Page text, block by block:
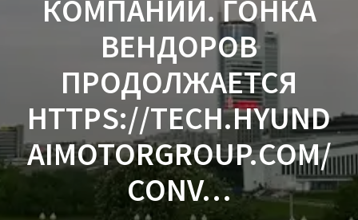
КОМПАНИИ. ГОНКА
ВЕНДОРОВ
ПРОДОЛЖАЕТСЯ
HTTPS://TECH.HYUND
AIMOTORGROUP.COM/
CONV…